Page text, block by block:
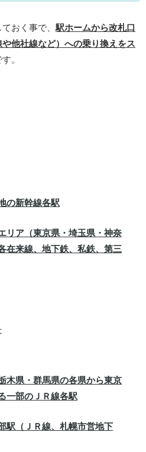
おく事で、 駅ホームから改札口
他社線など）への乗り換えをス
。
の新幹線各駅
リア（東京県・埼玉県・神奈
在来線、地下鉄、私鉄、第三
木県・群馬県の各県から東京
一部のＪＲ線各駅
駅（ＪＲ線、札幌市営地下